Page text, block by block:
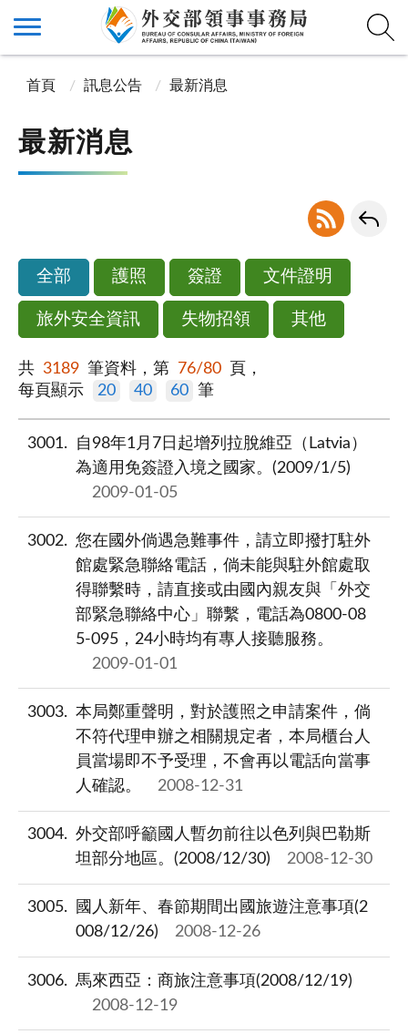
首頁 訊息公告 最新消息
最新消息
全部 護照 簽證 文件證明
旅外安全資訊 失物招領 其他
共 3189 筆資料，第 76/80
頁，
每頁顯示
20 40 60 筆
3001
自98年1月7日起增列拉脫維亞（Latvia）
為適用免簽證入境之國家。(2009/1/5)
2009-01-05
3002
您在國外倘遇急難事件，請立即撥打駐外
館處緊急聯絡電話，倘未能與駐外館處取
得聯繫時，請直接或由國內親友與「外交
部緊急聯絡中心」聯繫，電話為0800-08
5-095，24小時均有專人接聽服務。
2009-01-01
3003
本局鄭重聲明，對於護照之申請案件，倘
不符代理申辦之相關規定者，本局櫃台人
員當場即不予受理，不會再以電話向當事
人確認。
2008-12-31
3004
外交部呼籲國人暫勿前往以色列與巴勒斯
坦部分地區。(2008/12/30)
2008-12-30
3005
國人新年、春節期間出國旅遊注意事項(2
008/12/26)
2008-12-26
3006
馬來西亞：商旅注意事項(2008/12/19)
2008-12-19